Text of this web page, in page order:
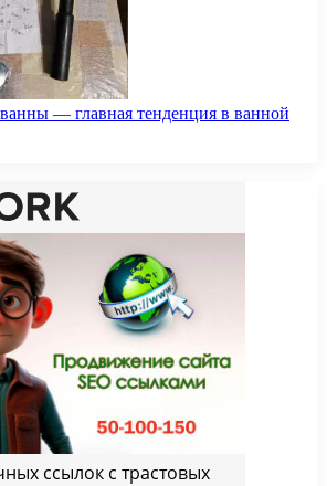
— главная тенденция в ванной